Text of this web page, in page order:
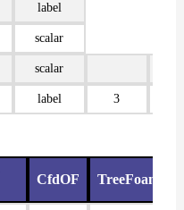
label
scalar
scalar
label 3
CfdOF TreeFoam